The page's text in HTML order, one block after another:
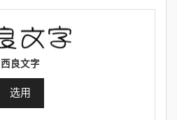
西良文字
选用